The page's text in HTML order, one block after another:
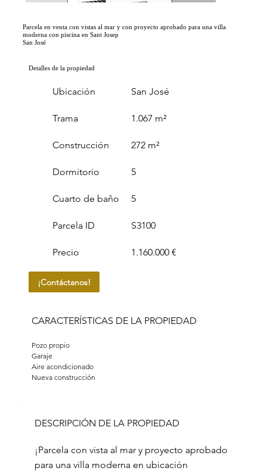
Parcela en venta con vistas al mar y con proyecto aprobado para una villa
moderna con piscina en Sant Josep
San José
Detalles de la propiedad
Ubicación
Trama
Construcción
San José
1.067 m²
272 m²
Dormitorio
Cuarto de baño
5
5
Parcela ID
Precio
S3100
1.160.000 €
¡Contáctanos!
CARACTERÍSTICAS DE LA PROPIEDAD
Pozo propio
Garaje
Aire acondicionado
Nueva construcción
DESCRIPCIÓN DE LA PROPIEDAD
¡Parcela con vista al mar y proyecto aprobado
para una villa moderna en ubicación